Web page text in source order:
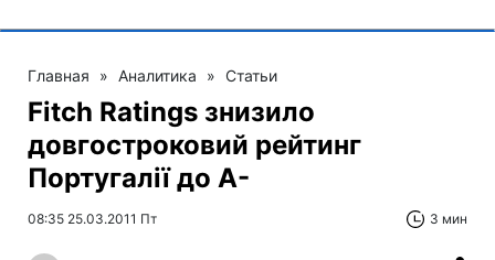
Главная » Аналитика » Статьи
Fitch Ratings знизило
довгостроковий рейтинг
Португалії до А-
08:35 25.03.2011 Пт 3 мин